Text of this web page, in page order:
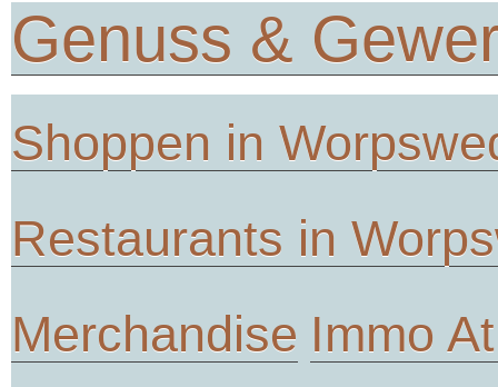
Genuss &
Shoppen in
Restaurants in
Merchandise Immo